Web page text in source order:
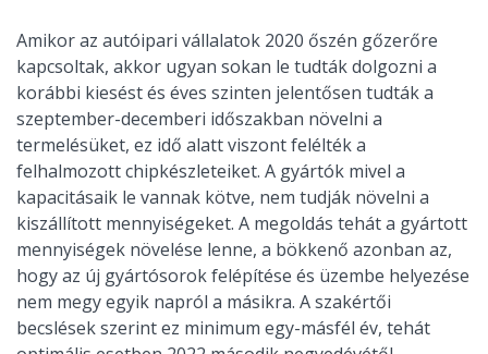
Amikor az autóipari vállalatok 2020 őszén gőzerőre
kapcsoltak, akkor ugyan sokan le tudták dolgozni a
korábbi kiesést és éves szinten jelentősen tudták a
szeptember-decemberi időszakban növelni a
termelésüket, ez idő alatt viszont felélték a
felhalmozott chipkészleteiket. A gyártók mivel a
kapacitásaik le vannak kötve, nem tudják növelni a
kiszállított mennyiségeket. A megoldás tehát a gyártott
mennyiségek növelése lenne, a bökkenő azonban az,
hogy az új gyártósorok felépítése és üzembe helyezése
nem megy egyik napról a másikra. A szakértői
becslések szerint ez minimum egy-másfél év, tehát